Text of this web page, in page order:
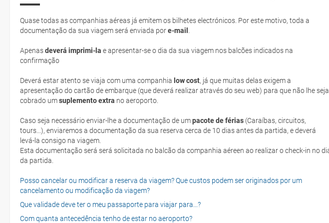
Quase todas as companhias aéreas já emitem os bilhetes electrónicos. Por este motivo, toda a
documentação da sua viagem será enviada pore-mail
Apenasdeverá imprimi-la e apresentar-se o dia da sua viagem nos balcões indicados na
confirmação
Deverá estar atento se viaja com uma companhia low cost, já que muitas delas exigem a
apresentação do cartão de embarque (que deverá realizar através do seu web) para que não lhe seja
cobrado umsuplemento extra no aeroporto.
Caso seja necessário enviar-lhe a documentação de umpacote de férias (Caraíbas, circuitos,
tours...), enviaremos a documentação da sua reserva cerca de 10 dias antes da partida, e deverá
levá-la consigo na viagem.
Esta documentação será será solicitada no balcão da companhia aéreen ao realizar o check-in no dia
da partida.
Posso cancelar ou modificar a reserva da viagem? Que custos podem ser originados por um
cancelamento ou modificação da viagem?
Que validade deve ter o meu passaporte para viajar para...?
Com quanta antecedência tenho de estar no aeroporto?